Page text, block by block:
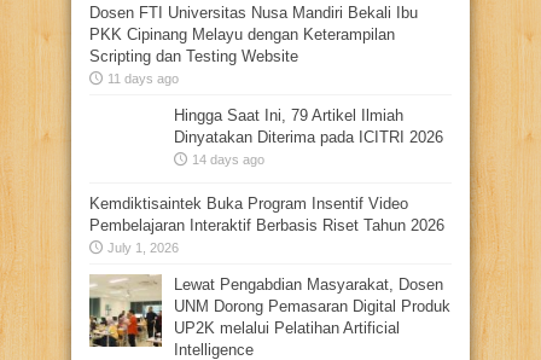
Dosen FTI Universitas Nusa Mandiri Bekali Ibu
PKK Cipinang Melayu dengan Keterampilan
Scripting dan Testing Website
11 days ago
Hingga Saat Ini, 79 Artikel Ilmiah
Dinyatakan Diterima pada ICITRI 2026
14 days ago
Kemdiktisaintek Buka Program Insentif Video
Pembelajaran Interaktif Berbasis Riset Tahun 2026
July 1, 2026
Lewat Pengabdian Masyarakat, Dosen
UNM Dorong Pemasaran Digital Produk
UP2K melalui Pelatihan Artificial
Intelligence